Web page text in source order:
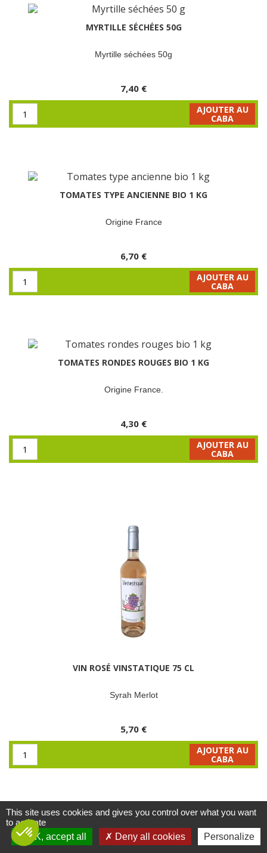
MYRTILLE SÉCHÉES 50G
Myrtille séchées 50g
7,40 €
AJOUTER AU
CABA
TOMATES TYPE ANCIENNE BIO 1 KG
Origine France
6,70 €
AJOUTER AU
CABA
TOMATES RONDES ROUGES BIO 1 KG
Origine France.
4,30 €
AJOUTER AU
CABA
VIN ROSÉ VINSTATIQUE 75 CL
Syrah Merlot
5,70 €
AJOUTER AU
CABA
Voir toutes les nouveautés
C'est frais et de saison
This site uses cookies and gives you control over what you want
to activate
OK, accept all
Deny all cookies Personalize